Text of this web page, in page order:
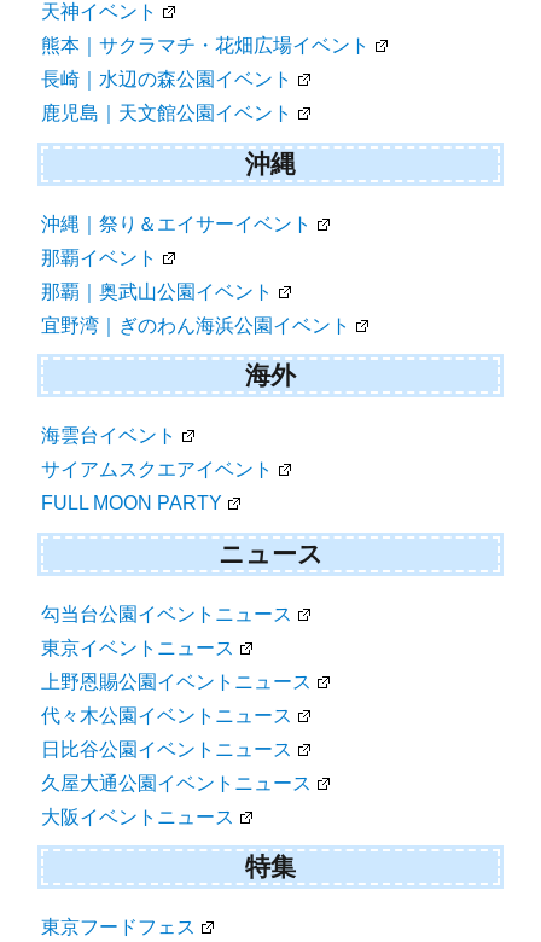
天神イベント
熊本｜サクラマチ・花畑広場イベント
長崎｜水辺の森公園イベント
鹿児島｜天文館公園イベント
沖縄
沖縄｜祭り＆エイサーイベント
那覇イベント
那覇｜奥武山公園イベント
宜野湾｜ぎのわん海浜公園イベント
海外
海雲台イベント
サイアムスクエアイベント
FULL MOON PARTY
ニュース
勾当台公園イベントニュース
東京イベントニュース
上野恩賜公園イベントニュース
代々木公園イベントニュース
日比谷公園イベントニュース
久屋大通公園イベントニュース
大阪イベントニュース
特集
東京フードフェス